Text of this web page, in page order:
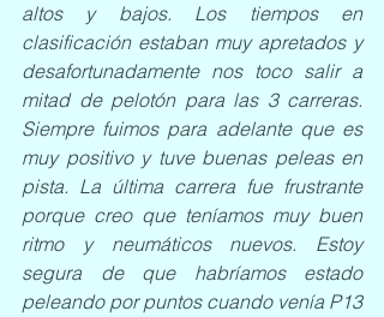
altos y bajos. Los tiempos en
clasificación estaban muy apretados y
desafortunadamente nos toco salir a
mitad de pelotón para las 3 carreras.
Siempre fuimos para adelante que es
muy positivo y tuve buenas peleas en
pista. La última carrera fue frustrante
porque creo que teníamos muy buen
ritmo y neumáticos nuevos. Estoy
segura de que habríamos estado
peleando por puntos cuando venía P13